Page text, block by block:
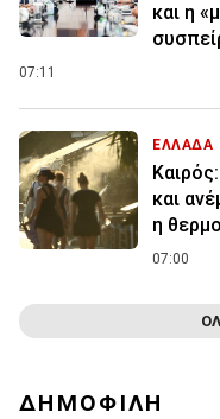
και η
07:11
ΕΛΛΑΔΑ
και
η
07:00
ΔΗΜΟΦΙΛΗ